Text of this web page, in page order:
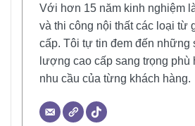
Với hơn 15 năm kinh nghiệm
và thi công nội thất các loại từ
cấp. Tôi tự tin đem đến những
lượng cao cấp sang trọng
nhu cầu của từng khách hàng.